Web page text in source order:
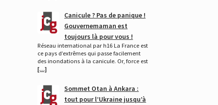
Canicule ? Pas de panique !
Gouvernemaman est
toujours là pour vous !
Réseau international par h16 La France est
ce pays d’extrêmes qui passe facilement
des inondations à la canicule. Or, force est
[…]
Sommet Otan à Ankara :
tout pour l’Ukraine jusqu’à